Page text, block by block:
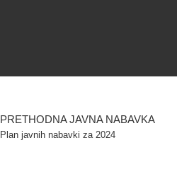
PRETHODNA JAVNA NABAVKA
Plan javnih nabavki za 2024